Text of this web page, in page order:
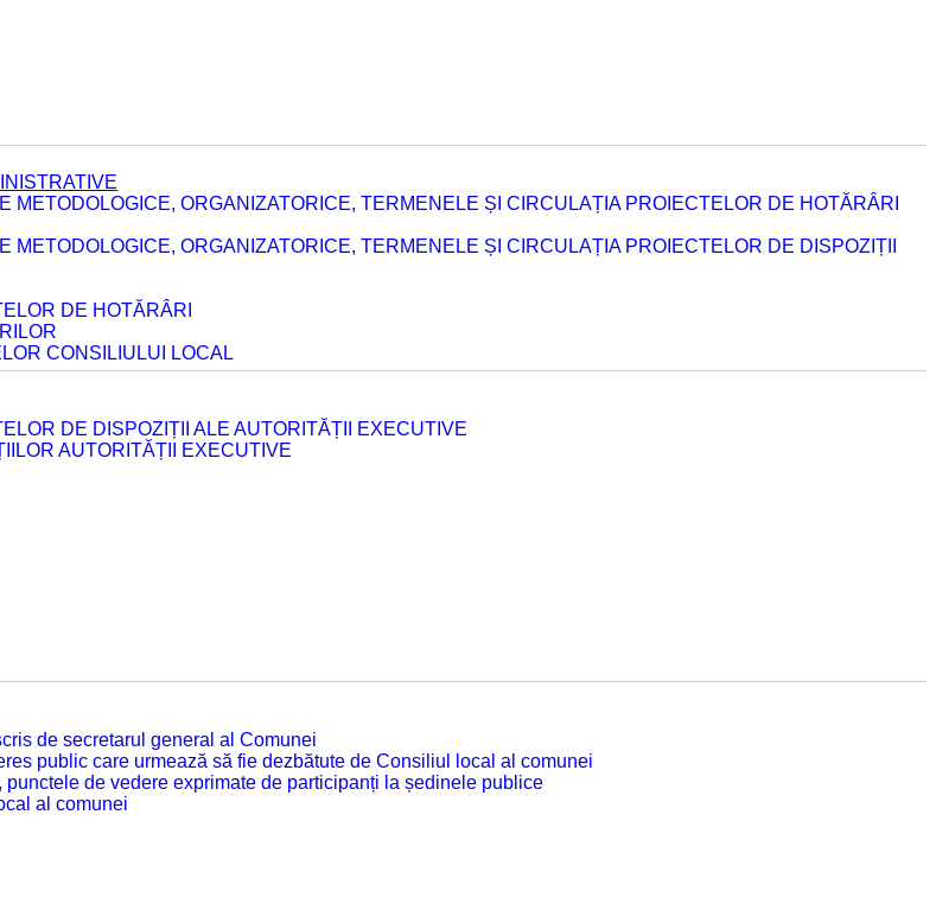
ORGANIZATORICE, TERMENELE ȘI CIRCULAȚIA PROIECTELOR DE HOTĂRÂRI
ORGANIZATORICE, TERMENELE ȘI CIRCULAȚIA PROIECTELOR DE DISPOZIȚII
DE HOTĂRÂRI
CONSILIULUI LOCAL
DE DISPOZIȚII ALE AUTORITĂȚII EXECUTIVE
AUTORITĂȚII EXECUTIVE
de secretarul general al Comunei
public care urmează să fie dezbătute de Consiliul local al comunei
de vedere exprimate de participanți la ședinele publice
al comunei